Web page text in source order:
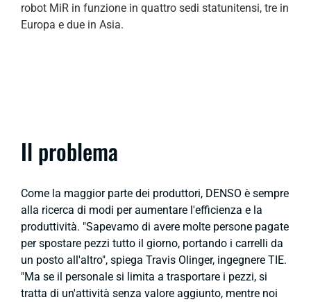
robot MiR in funzione in quattro sedi statunitensi, tre in
Europa e due in Asia.
Il problema
Come la maggior parte dei produttori, DENSO è sempre
alla ricerca di modi per aumentare l'efficienza e la
produttività. "Sapevamo di avere molte persone pagate
per spostare pezzi tutto il giorno, portando i carrelli da
un posto all'altro", spiega Travis Olinger, ingegnere TIE.
"Ma se il personale si limita a trasportare i pezzi, si
tratta di un'attività senza valore aggiunto, mentre noi